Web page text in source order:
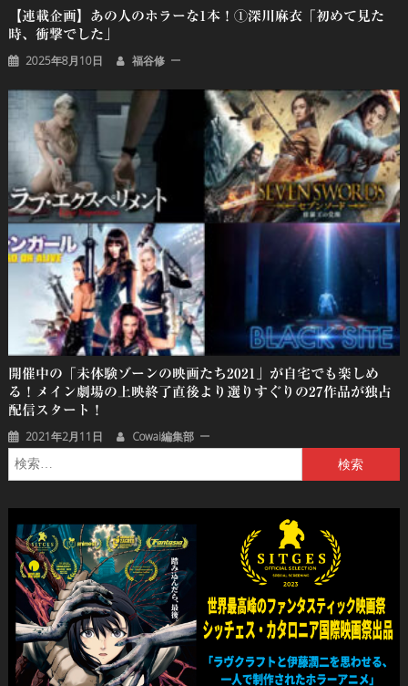
【連載企画】あの人のホラーな1本！①深川麻衣「初めて見た
時、衝撃でした」
2025年8月10日 福谷修
開催中の「未体験ゾーンの映画たち2021」が自宅でも楽しめ
る！メイン劇場の上映終了直後より選りすぐりの27作品が独占
配信スタート！
2021年2月11日 Cowai編集部
索: